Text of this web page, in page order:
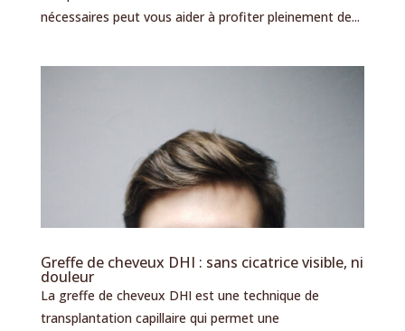
nécessaires peut vous aider à profiter pleinement de...
Greffe de cheveux DHI : sans cicatrice visible, ni
douleur
La greffe de cheveux DHI est une technique de
transplantation capillaire qui permet une